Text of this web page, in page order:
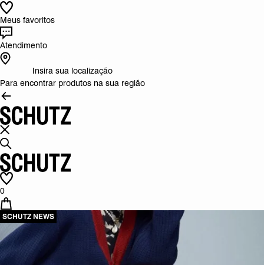
Meus favoritos
Atendimento
Insira sua localização
Para encontrar produtos na sua região
0
SCHUTZ NEWS